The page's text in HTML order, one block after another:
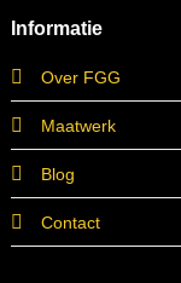
Informatie
Over FGG
Maatwerk
Blog
Contact